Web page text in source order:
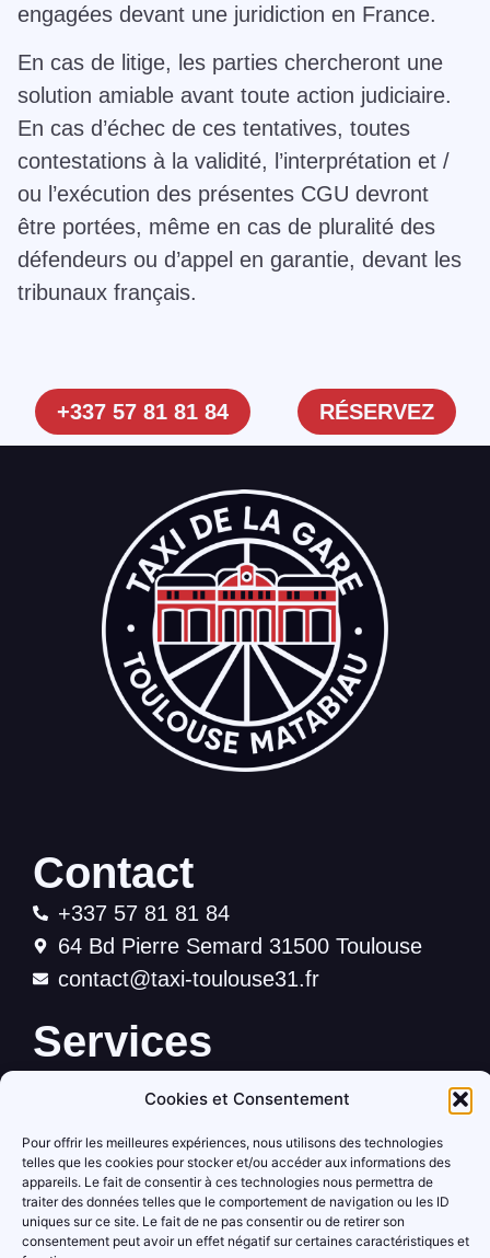
Cookies et Consentement
Pour offrir les meilleures expériences, nous utilisons des technologies
telles que les cookies pour stocker et/ou accéder aux informations des
appareils. Le fait de consentir à ces technologies nous permettra de
traiter des données telles que le comportement de navigation ou les ID
uniques sur ce site. Le fait de ne pas consentir ou de retirer son
consentement peut avoir un effet négatif sur certaines caractéristiques et
engagées devant une juridiction en France.
En cas de litige, les parties chercheront une
solution amiable avant toute action judiciaire.
En cas d’échec de ces tentatives, toutes
contestations à la validité, l’interprétation et /
ou l’exécution des présentes CGU devront
être portées, même en cas de pluralité des
défendeurs ou d’appel en garantie, devant les
tribunaux français.
+337 57 81 81 84 RÉSERVEZ
Contact
+337 57 81 81 84
64 Bd Pierre Semard 31500 Toulouse
contact@taxi-toulouse31.fr
Services
Contact
Informations
Mentions légales